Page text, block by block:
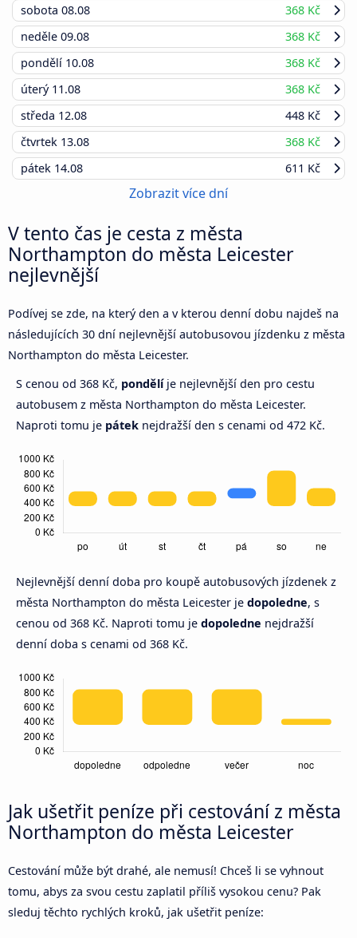
sobota 08.08
368 Kč
neděle 09.08
368 Kč
pondělí 10.08
368 Kč
úterý 11.08
368 Kč
středa 12.08
448 Kč
čtvrtek 13.08
368 Kč
pátek 14.08 611 Kč
Zobrazit více dní
V tento čas je cesta z města
Northampton do města Leicester
nejlevnější
Podívej se zde, na který den a v kterou denní dobu najdeš na
následujících 30 dní nejlevnější autobusovou jízdenku z města
Northampton do města Leicester.
S cenou od 368 Kč, pondělíje nejlevnější den pro cestu
autobusem z města Northampton do města Leicester.
Naproti tomu je pátek nejdražší den s cenami od 472 Kč.
Nejlevnější denní doba pro koupě autobusových jízdenek z
města Northampton do města Leicester je dopoledne, s
cenou od 368 Kč. Naproti tomu je dopoledne nejdražší
denní doba s cenami od 368 Kč.
Jak ušetřit peníze při cestování z města
Northampton do města Leicester
Cestování může být drahé, ale nemusí! Chceš li se vyhnout
tomu, abys za svou cestu zaplatil příliš vysokou cenu? Pak
sleduj těchto rychlých kroků, jak ušetřit peníze: